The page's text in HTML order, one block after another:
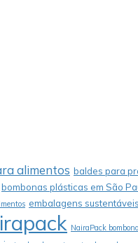
alimentos baldes para
bombonas plásticas em São
embalagens sustentáveis
NairaPack